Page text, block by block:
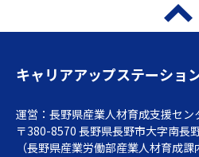
キャリアアップステーショ
運営：長野県産業人材育成支援セン
〒380-8570 長野県長野市大字南長
（長野県産業労働部産業人材育成課